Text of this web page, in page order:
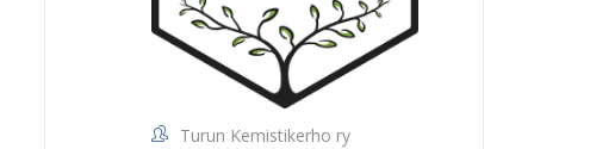
Turun Kemistikerho ry